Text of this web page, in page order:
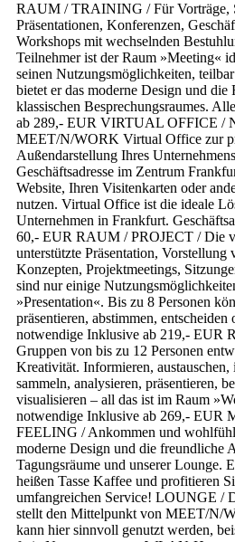
RAUM / TRAINING / Für Vorträge,
Präsentationen, Konferenzen,
Workshops mit wechselnden
Teilnehmer ist der Raum »Meeting«
seinen Nutzungsmöglichkeiten,
bietet er das moderne Design und die
klassischen Besprechungsraumes.
ab 289,- EUR VIRTUAL OFFICE /
MEET/N/WORK Virtual Office zur
Außendarstellung Ihres
Geschäftsadresse im Zentrum
Website, Ihren Visitenkarten oder
nutzen. Virtual Office ist die ideale
Unternehmen in Frankfurt.
60,- EUR RAUM / PROJECT / Die
unterstützte Präsentation, Vorstellung
Konzepten, Projektmeetings,
sind nur einige
»Presentation«. Bis zu 8 Personen
präsentieren, abstimmen, entscheiden
notwendige Inklusive ab 219,- EUR
Gruppen von bis zu 12 Personen
Kreativität. Informieren, austauschen,
sammeln, analysieren, präsentieren,
visualisieren – all das ist im Raum
notwendige Inklusive ab 269,- EUR
FEELING / Ankommen und
moderne Design und die freundliche
Tagungsräume und unserer Lounge.
heißen Tasse Kaffee und profitieren
umfangreichen Service! LOUNGE /
stellt den Mittelpunkt von MEET/N/
kann hier sinnvoll genutzt werden,